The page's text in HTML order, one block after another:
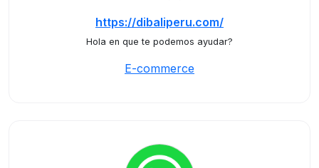
https://dibaliperu.com/
Hola en que te podemos ayudar?
E-commerce